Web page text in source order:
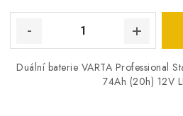
Duální baterie VARTA Professional
74Ah (20h) 12V